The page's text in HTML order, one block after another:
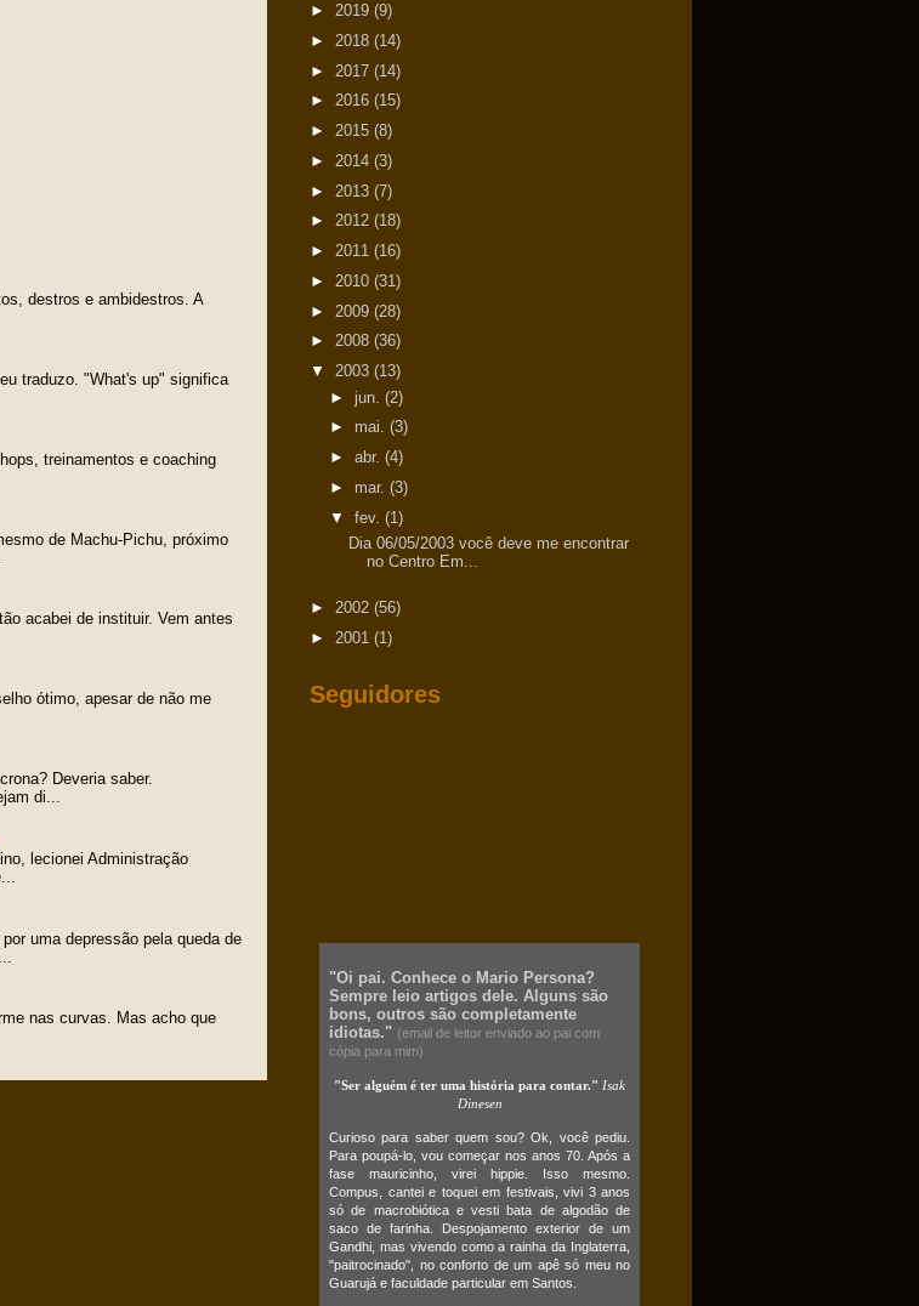
destros e ambidestros. A
traduzo. "What's up" significa
treinamentos e coaching
de Machu-Pichu, próximo
acabei de instituir. Vem antes
ótimo, apesar de não me
Deveria saber.
di...
lecionei Administração
uma depressão pela queda de
nas curvas. Mas acho que
► 2019 (9)
► 2018 (14)
► 2017 (14)
► 2016 (15)
► 2015 (8)
► 2014 (3)
► 2013 (7)
► 2012 (18)
► 2011 (16)
► 2010 (31)
► 2009 (28)
► 2008 (36)
▼ 2003 (13)
► jun. (2)
► mai. (3)
► abr. (4)
► mar. (3)
▼ fev. (1)
Dia 06/05/2003 você deve me encontrar
no Centro Em...
► 2002 (56)
► 2001 (1)
Seguidores
"Oi pai. Conhece o Mario Persona?
Sempre leio artigos dele. Alguns são
bons, outros são completamente
idiotas." (email de leitor enviado ao pai com
cópia para mim)
"Ser alguém é ter uma história para contar." Isak
Dinesen
Curioso para saber quem sou? Ok, você pediu.
Para poupá-lo, vou começar nos anos 70. Após a
fase mauricinho, virei hippie. Isso mesmo.
Compus, cantei e toquei em festivais, vivi 3 anos
só de macrobiótica e vesti bata de algodão de
saco de farinha. Despojamento exterior de um
Gandhi, mas vivendo como a rainha da Inglaterra,
"paitrocinado", no conforto de um apê só meu no
Guarujá e faculdade particular em Santos.